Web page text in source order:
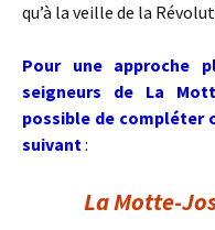
qu’à la veille de la
Pour une approche
seigneurs de La
possible de compléter
suivant:
La Motte-